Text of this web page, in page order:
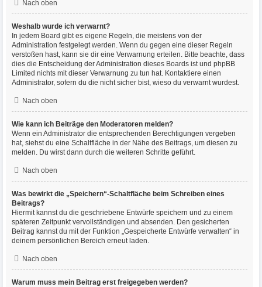
Nach oben
Weshalb wurde ich verwarnt?
In jedem Board gibt es eigene Regeln, die meistens von der
Administration festgelegt werden. Wenn du gegen eine dieser Regeln
verstoßen hast, kann sie dir eine Verwarnung erteilen. Bitte beachte, dass
dies die Entscheidung der Administration dieses Boards ist und phpBB
Limited nichts mit dieser Verwarnung zu tun hat. Kontaktiere einen
Administrator, sofern du die nicht sicher bist, wieso du verwarnt wurdest.
Nach oben
Wie kann ich Beiträge den Moderatoren melden?
Wenn ein Administrator die entsprechenden Berechtigungen vergeben
hat, siehst du eine Schaltfläche in der Nähe des Beitrags, um diesen zu
melden. Du wirst dann durch die weiteren Schritte geführt.
Nach oben
Was bewirkt die „Speichern“-Schaltfläche beim Schreiben eines
Beitrags?
Hiermit kannst du die geschriebene Entwürfe speichern und zu einem
späteren Zeitpunkt vervollständigen und absenden. Den gesicherten
Beitrag kannst du mit der Funktion „Gespeicherte Entwürfe verwalten“ in
deinem persönlichen Bereich erneut laden.
Nach oben
Warum muss mein Beitrag erst freigegeben werden?